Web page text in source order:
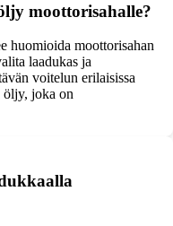
moottorisahalle?
huomioida moottorisahan
laadukas ja
voitelun erilaisissa
öljy, joka on